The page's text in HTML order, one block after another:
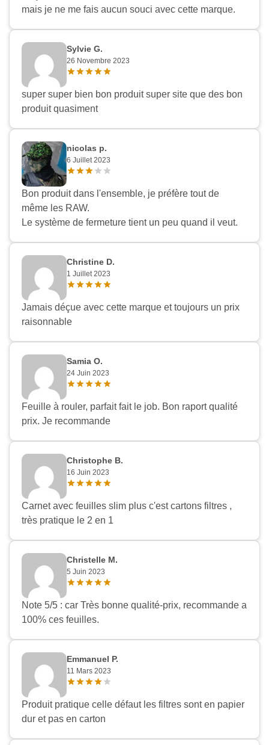
mais je ne me fais aucun souci avec cette marque.
Sylvie G.
26 Novembre 2023
super super bien bon produit super site que des bon
produit quasiment
nicolas p.
6 Juillet 2023
Bon produit dans l'ensemble, je préfère tout de
même les RAW.
Le système de fermeture tient un peu quand il veut.
Christine D.
1 Juillet 2023
Jamais déçue avec cette marque et toujours un prix
raisonnable
Samia O.
24 Juin 2023
Feuille à rouler, parfait fait le job. Bon raport qualité
prix. Je recommande
Christophe B.
16 Juin 2023
Carnet avec feuilles slim plus c'est cartons filtres ,
très pratique le 2 en 1
Christelle M.
5 Juin 2023
Note 5/5 : car Très bonne qualité-prix, recommande a
100% ces feuilles.
Emmanuel P.
11 Mars 2023
Produit pratique celle défaut les filtres sont en papier
dur et pas en carton